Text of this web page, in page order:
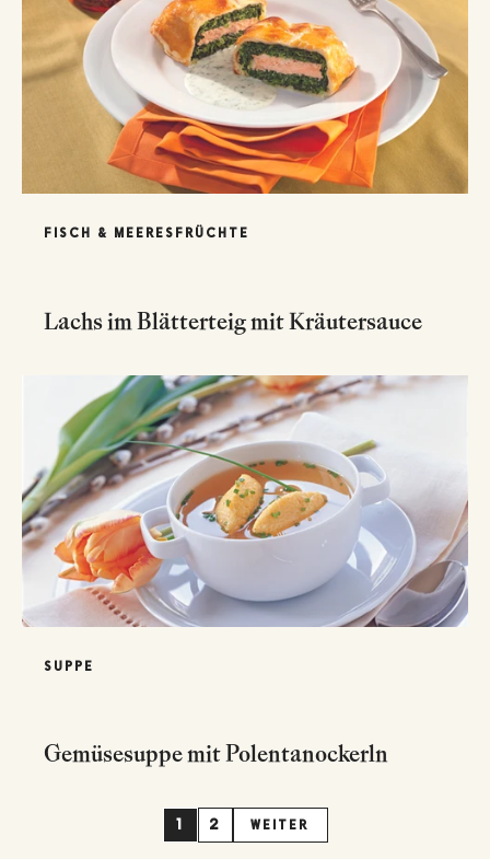
FISCH & MEERESFRÜCHTE
Lachs im Blätterteig mit Kräutersauce
SUPPE
Gemüsesuppe mit Polentanockerln
1 2 WEITER